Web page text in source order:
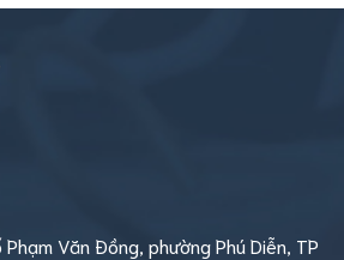
Văn Đồng, phường Phú Diễn, TP